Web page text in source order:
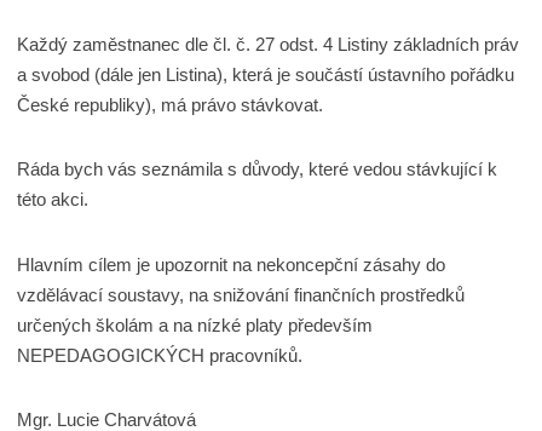
Každý zaměstnanec dle čl. č. 27 odst. 4 Listiny základních práv
a svobod (dále jen Listina), která je součástí ústavního pořádku
České republiky), má právo stávkovat.
Ráda bych vás seznámila s důvody, které vedou stávkující k
této akci.
Hlavním cílem je upozornit na nekoncepční zásahy do
vzdělávací soustavy, na snižování finančních prostředků
určených školám a na nízké platy především
NEPEDAGOGICKÝCH pracovníků.
Mgr. Lucie Charvátová